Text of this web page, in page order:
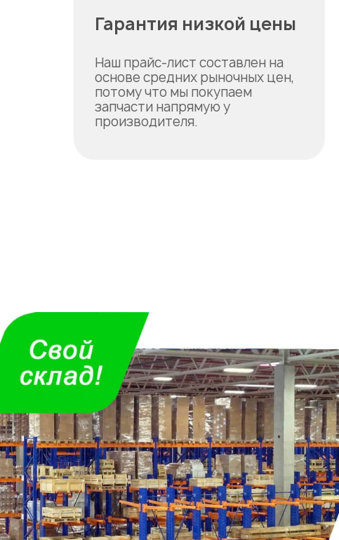
Гарантия низкой цены
Наш прайс-лист составлен на
основе средних рыночных цен,
потому что мы покупаем
запчасти напрямую у
производителя.